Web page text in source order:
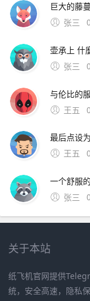
张三
张三
王五
王五
张三
关于本站
纸飞机官网提供
统，安全高速，隐私